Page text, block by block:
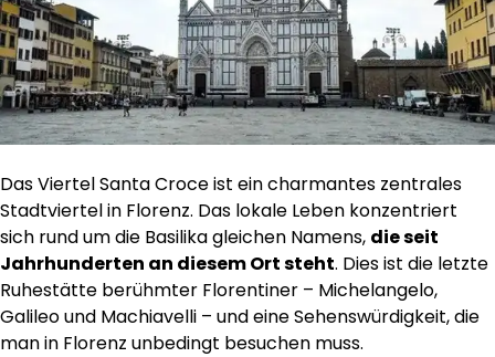
Das Viertel Santa Croce ist ein charmantes zentrales
Stadtviertel in Florenz. Das lokale Leben konzentriert
sich rund um die Basilika gleichen Namens, die seit
Jahrhunderten an diesem Ort steht. Dies ist die letzte
Ruhestätte berühmter Florentiner – Michelangelo,
Galileo und Machiavelli – und eine Sehenswürdigkeit, die
man in Florenz unbedingt besuchen muss.